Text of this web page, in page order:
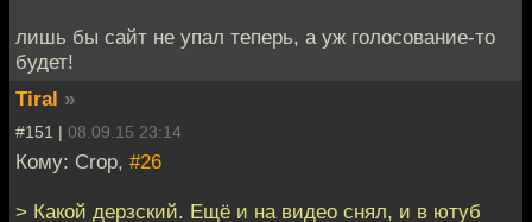
лишь бы сайт не упал теперь, а уж голосование-то
будет!
Tiral »
#151 | 08.09.15 23:14
Кому: Crop, #26
> Какой дерзский. Ещё и на видео снял, и в ютуб